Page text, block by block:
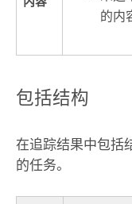
的内
包括结构
在追踪结果中包括
的任务。